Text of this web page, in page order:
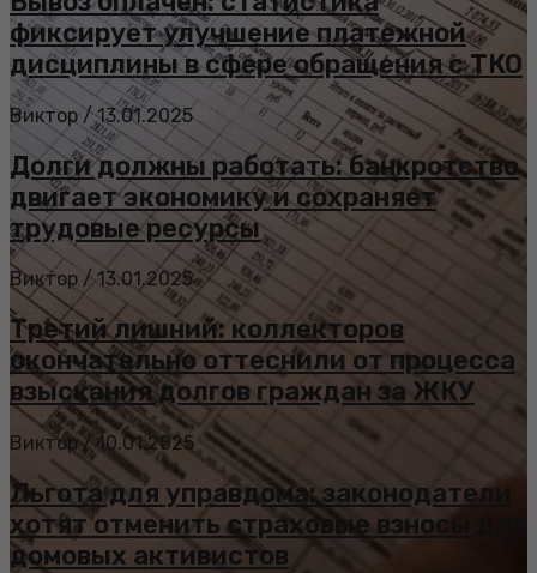
фиксирует улучшение платежной
дисциплины в сфере обращения с ТКО
Виктор / 13.01.2025
Долги должны работать: банкротство
двигает экономику и сохраняет
трудовые ресурсы
Виктор / 13.01.2025
Третий лишний: коллекторов
окончательно оттеснили от процесса
взыскания долгов граждан за ЖКУ
Виктор / 10.01.2025
Льгота для управдома: законодатели
хотят отменить страховые взносы для
домовых активистов